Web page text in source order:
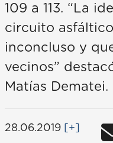
109 a 113. “La
circuito
inconcluso y
vecinos”
Matías Dematei.
28.06.2019 [+]